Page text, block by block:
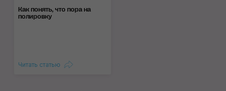
Как понять, что пора на
полировку
Читать статью